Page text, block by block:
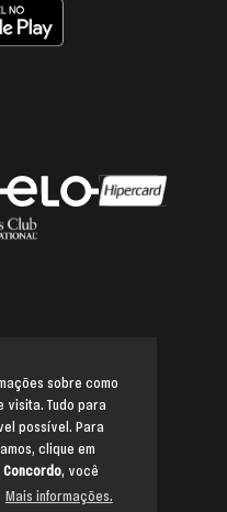
sobre como
visita. Tudo para
possível. Para
clique em
Concordo, você
Mais informações.
topo